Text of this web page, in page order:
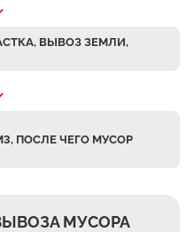
ВЫВОЗ ЗЕМЛИ,
ПОСЛЕ ЧЕГО МУСОР
МУСОРА